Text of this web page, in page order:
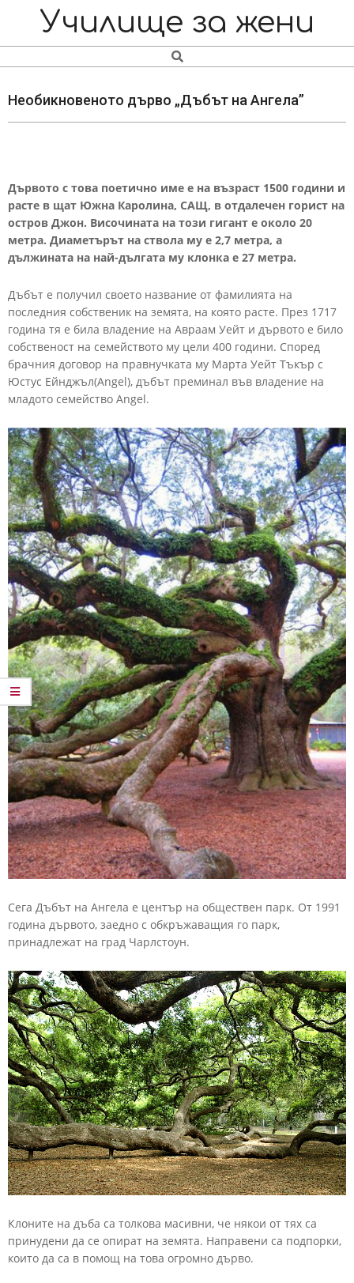
NavigationУчилище за жени
Search
Необикновеното дърво „Дъбът на Ангела”
Дървото с това поетично име е на възраст 1500 години и
расте в щат Южна Каролина, САЩ, в отдалечен горист на
остров Джон. Височината на този гигант е около 20
метра. Диаметърът на ствола му е 2,7 метра, а
дължината на най-дългата му клонка е 27 метра.
Дъбът е получил своето название от фамилията на
последния собственик на земята, на която расте. През 1717
година тя е била владение на Авраам Уейт и дървото е било
собственост на семейството му цели 400 години. Според
брачния договор на правнучката му Марта Уейт Тъкър с
Юстус Ейнджъл(Angel), дъбът преминал във владение на
младото семейство Angel.
Сега Дъбът на Ангела е център на обществен парк. От 1991
година дървото, заедно с обкръжаващия го парк,
принадлежат на град Чарлстоун.
Клоните на дъба са толкова масивни, че някои от тях са
принудени да се опират на земята. Направени са подпорки,
които да са в помощ на това огромно дърво.